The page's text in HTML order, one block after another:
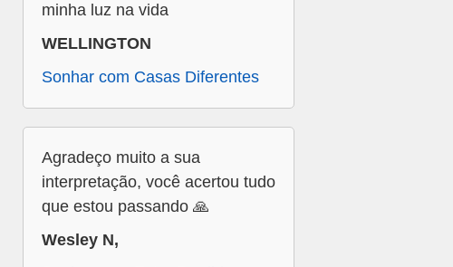
minha luz na vida
WELLINGTON
Sonhar com Casas Diferentes
Agradeço muito a sua
interpretação, você acertou tudo
que estou passando 🙏
Wesley N,